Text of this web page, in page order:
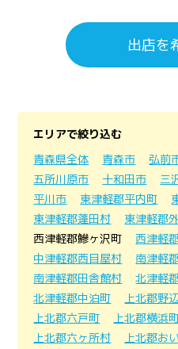
出店を
エリアで絞り込む
青森県全体
青森市 弘前
五所川原市
十和田市 三
平川市
東津軽郡平内町
東津軽郡蓬田村
東津軽郡
西津軽郡鰺ヶ沢町
西津軽
中津軽郡西目屋村
南津軽
南津軽郡田舎館村
北津軽
北津軽郡中泊町
上北郡野
上北郡六戸町
上北郡横浜
上北郡六ヶ所村
上北郡お